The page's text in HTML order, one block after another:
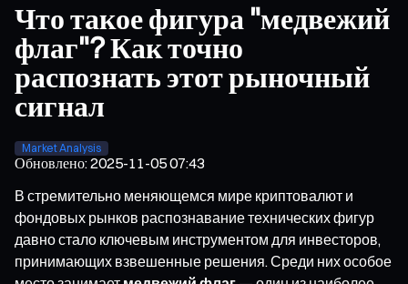
Что такое фигура "медвежий
флаг"? Как точно
распознать этот рыночный
сигнал
Market Analysis
Обновлено:2025-11-05 07:43
В стремительно меняющемся мире криптовалют и
фондовых рынков распознавание технических фигур
давно стало ключевым инструментом для инвесторов,
принимающих взвешенные решения. Среди них особое